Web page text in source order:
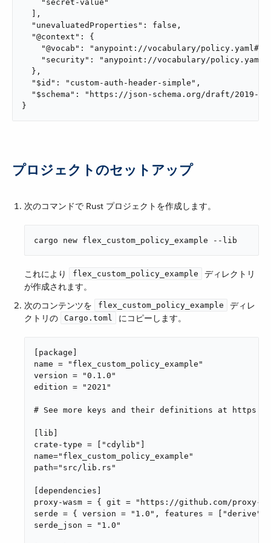
    "secret-value"
  ],
  "unevaluatedProperties": false,
  "@context": {
    "@vocab": "anypoint://vocabulary/policy.yaml#",
"security": "anypoint://vocabulary/
  },
  "$id": "custom-auth-header-simple",
"$schema": "https://json-schema.org/draft/2019-
}
プロジェクトのセットアップ
次のコマンドで Rust プロジェクトを作成します。
cargo new flex_custom_policy_example --lib
これにより ​ flex_custom_policy_example
​ ディレクトリ
が作成されます。
次のコンテンツを ​
flex_custom_policy_example
​ ディレ
クトリの ​
Cargo.toml ​ にコピーします。
[package]
name = "flex_custom_policy_example"
version = "0.1.0"
edition = "2021"
# See more keys and their definitions at
[lib]
crate-type = ["cdylib"]
name="flex_custom_policy_example"
path="src/lib.rs"
[dependencies]
proxy-wasm = { git = "https://github.com/proxy-
serde = { version = "1.0", features = ["derive"]
serde_json = "1.0"